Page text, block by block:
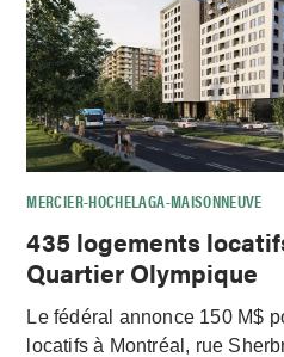
MERCIER-HOCHELAGA-MAISONNEUVE
435 logements
Quartier Olympique
Le fédéral annonce 150 M$
locatifs à Montréal, rue